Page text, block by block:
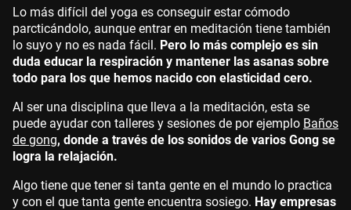
Lo más difícil del yoga es conseguir estar cómodo
parcticándolo, aunque entrar en meditación tiene también
lo suyo y no es nada fácil. Pero lo más complejo es sin
duda educar la respiración y mantener las asanas sobre
todo para los que hemos nacido con elasticidad cero.
Al ser una disciplina que lleva a la meditación, esta se
puede ayudar con talleres y sesiones de por ejemplo Baños
de gong, donde a través de los sonidos de varios Gong se
logra la relajación.
Algo tiene que tener si tanta gente en el mundo lo practica
y con el que tanta gente encuentra sosiego. Hay empresas